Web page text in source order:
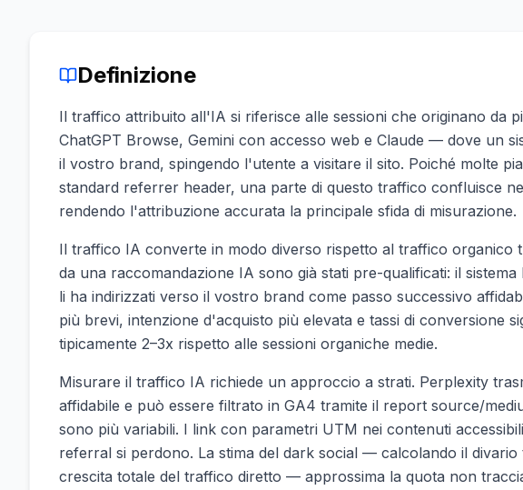
Definizione
Il traffico attribuito all'IA si riferisce alle sessioni che originano da
ChatGPT Browse, Gemini con accesso web e Claude — dove un
il vostro brand, spingendo l'utente a visitare il sito. Poiché molte
standard referrer header, una parte di questo traffico confluisce
rendendo l'attribuzione accurata la principale sfida di misurazione.
Il traffico IA converte in modo diverso rispetto al traffico organico
da una raccomandazione IA sono già stati pre-qualificati: il
li ha indirizzati verso il vostro brand come passo successivo
più brevi, intenzione d'acquisto più elevata e tassi di conversione
tipicamente 2–3x rispetto alle sessioni organiche medie.
Misurare il traffico IA richiede un approccio a strati. Perplexity
affidabile e può essere filtrato in GA4 tramite il report source/
sono più variabili. I link con parametri UTM nei contenuti
referral si perdono. La stima del dark social — calcolando il
crescita totale del traffico diretto — approssima la quota non